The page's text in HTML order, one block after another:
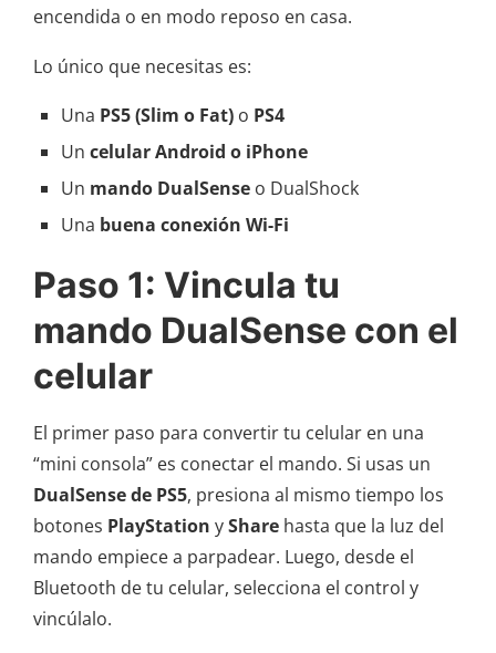
encendida o en modo reposo en casa.
Lo único que necesitas es:
Una PS5 (Slim o Fat) o PS4
Un celular Android o iPhone
Un mando DualSense o DualShock
Una buena conexión Wi-Fi
Paso 1: Vincula tu
mando DualSense con el
celular
El primer paso para convertir tu celular en una
“mini consola” es conectar el mando. Si usas un
DualSense de PS5, presiona al mismo tiempo los
botones PlayStation yShare hasta que la luz del
mando empiece a parpadear. Luego, desde el
Bluetooth de tu celular, selecciona el control y
vincúlalo.